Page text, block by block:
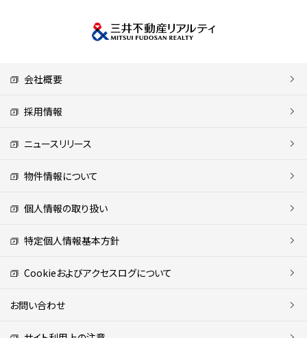
会社概要
採用情報
ニュースリリース
物件情報について
個人情報の取り扱い
特定個人情報基本方針
Cookieおよびアクセスログについて
お問い合わせ